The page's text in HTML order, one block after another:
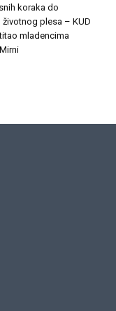
koraka do
plesa – KUD
mladencima